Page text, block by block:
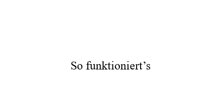
So funktioniert’s